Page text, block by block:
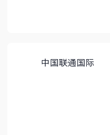
中国联通国际